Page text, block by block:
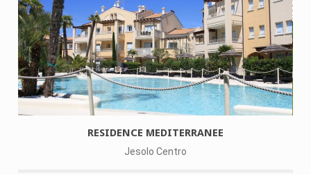
RESIDENCE MEDITERRANEE
Jesolo Centro